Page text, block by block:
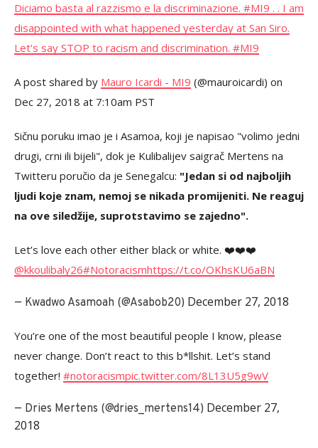
Diciamo basta al razzismo e la discriminazione. #MI9 . . I am
disappointed with what happened yesterday at San Siro.
Let's say STOP to racism and discrimination. #MI9
A post shared by Mauro Icardi - MI9 (@mauroicardi) on
Dec 27, 2018 at 7:10am PST
Sičnu poruku imao je i Asamoa, koji je napisao "volimo jedni
drugi, crni ili bijeli", dok je Kulibalijev saigrač Mertens na
Twitteru poručio da je Senegalcu: "Jedan si od najboljih
ljudi koje znam, nemoj se nikada promijeniti. Ne reaguj
na ove siledžije, suprotstavimo se zajedno".
Let’s love each other either black or white. ❤️❤️❤️
@kkoulibaly26#Notoracismhttps://t.co/OKhsKU6aBN
— Kwadwo Asamoah (@Asabob20) December 27, 2018
You’re one of the most beautiful people I know, please
never change. Don’t react to this b*llshit. Let’s stand
together! #notoracismpic.twitter.com/8L13U5g9wV
— Dries Mertens (@dries_mertens14) December 27,
2018